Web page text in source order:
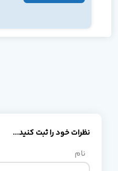
نظرات خود را ثبت کنید...
نام